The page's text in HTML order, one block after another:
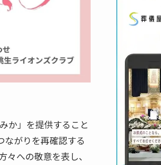
か」を提供すること
ながりを再確認する
への敬意を表し、